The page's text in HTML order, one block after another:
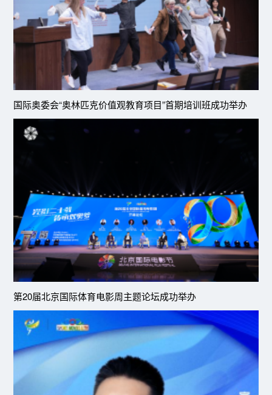
国际奥委会“奥林匹克价值观教育项目”首期培训班成功举办
第20届北京国际体育电影周主题论坛成功举办